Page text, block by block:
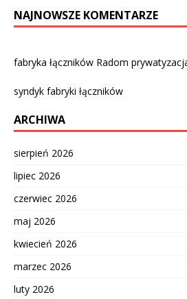
NAJNOWSZE KOMENTARZE
fabryka łączników Radom
syndyk fabryki łączników
ARCHIWA
sierpień 2026
lipiec 2026
czerwiec 2026
maj 2026
kwiecień 2026
marzec 2026
luty 2026